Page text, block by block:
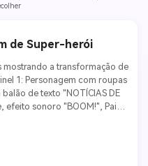
de Super-herói
mostrando a transformação de
1: Personagem com roupas
de texto "NOTÍCIAS DE
efeito sonoro "BOOM!", Painel
de super-herói em
vibrantes, linhas de ação